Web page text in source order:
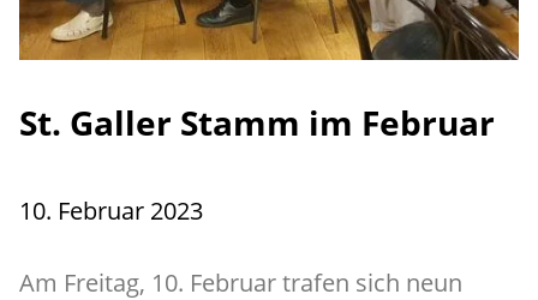
St. Galler Stamm im Februar
10. Februar 2023
Am Freitag, 10. Februar trafen sich neun